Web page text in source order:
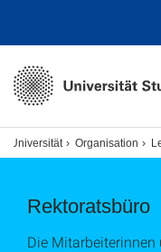
Universität Organisation
Rektoratsbüro
Die